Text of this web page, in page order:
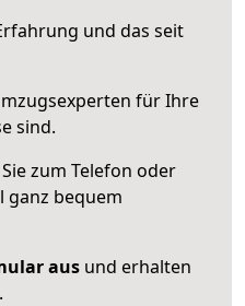
und das seit
für Ihre
sind.
zum Telefon oder
ganz bequem
aus und erhalten